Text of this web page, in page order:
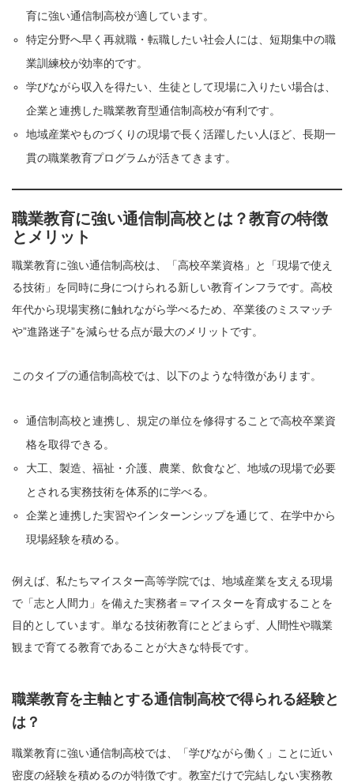
育に強い通信制高校が適しています。
特定分野へ早く再就職・転職したい社会人には、短期集中の職
業訓練校が効率的です。
学びながら収入を得たい、生徒として現場に入りたい場合は、
企業と連携した職業教育型通信制高校が有利です。
地域産業やものづくりの現場で長く活躍したい人ほど、長期一
貫の職業教育プログラムが活きてきます。
職業教育に強い通信制高校とは？教育の特徴
とメリット
職業教育に強い通信制高校は、「高校卒業資格」と「現場で使え
る技術」を同時に身につけられる新しい教育インフラです。高校
年代から現場実務に触れながら学べるため、卒業後のミスマッチ
や”進路迷子”を減らせる点が最大のメリットです。
このタイプの通信制高校では、以下のような特徴があります。
通信制高校と連携し、規定の単位を修得することで高校卒業資
格を取得できる。
大工、製造、福祉・介護、農業、飲食など、地域の現場で必要
とされる実務技術を体系的に学べる。
企業と連携した実習やインターンシップを通じて、在学中から
現場経験を積める。
例えば、私たちマイスター高等学院では、地域産業を支える現場
で「志と人間力」を備えた実務者＝マイスターを育成することを
目的としています。単なる技術教育にとどまらず、人間性や職業
観まで育てる教育であることが大きな特長です。
職業教育を主軸とする通信制高校で得られる経験と
は？
職業教育に強い通信制高校では、「学びながら働く」ことに近い
密度の経験を積めるのが特徴です。教室だけで完結しない実務教